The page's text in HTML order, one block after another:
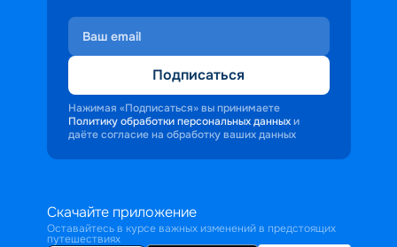
Подписаться
Нажимая «Подписаться» вы принимаете
Политику обработки персональных данных и
даёте согласие на обработку ваших данных
Скачайте приложение
Оставайтесь в курсе важных изменений в предстоящих
путешествиях